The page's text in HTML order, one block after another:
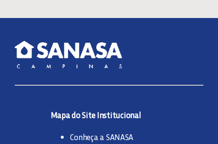
Mapa do Site Institucional
Conheça a SANASA